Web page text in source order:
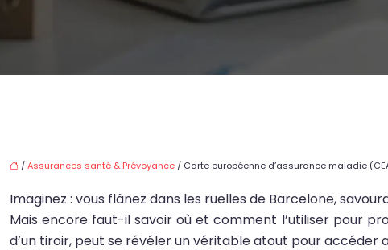
/Assurances santé & Prévoyance / Carte européenne d’assurance maladie
Imaginez : vous flânez dans les ruelles de Barcelone,
Mais encore faut-il savoir où et comment l’utiliser pour
d’un tiroir, peut se révéler un véritable atout pour accéder